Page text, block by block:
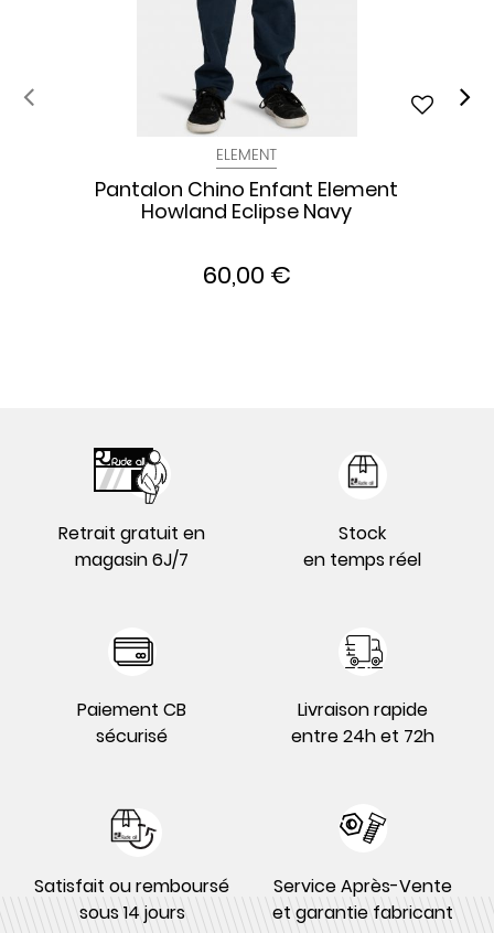
ELEMENT
Pantalon Chino Enfant Element
Howland Eclipse Navy
60,00 €
Retrait gratuit en
magasin 6J/7
Stock
en temps réel
Paiement CB
sécurisé
Livraison rapide
entre 24h et 72h
Satisfait ou remboursé
sous 14 jours
Service Après-Vente
et garantie fabricant